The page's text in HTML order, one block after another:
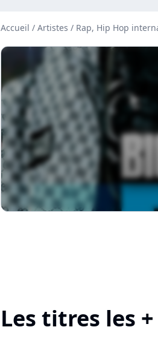
Accueil / Artistes / Rap, Hip Hop
Les titres les